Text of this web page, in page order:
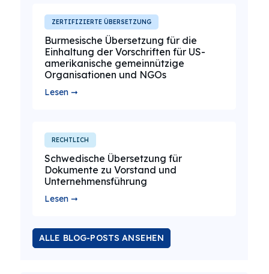
ZERTIFIZIERTE ÜBERSETZUNG
Burmesische Übersetzung für die
Einhaltung der Vorschriften für US-
amerikanische gemeinnützige
Organisationen und NGOs
Lesen ➞
RECHTLICH
Schwedische Übersetzung für
Dokumente zu Vorstand und
Unternehmensführung
Lesen ➞
ALLE BLOG-POSTS ANSEHEN